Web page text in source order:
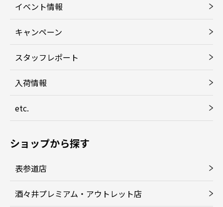
イベント情報
キャンペーン
スタッフレポート
入荷情報
etc.
ショップから探す
表参道店
酒々井プレミアム・アウトレット店